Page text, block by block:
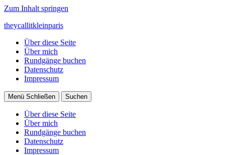
Zum Inhalt springen
theycallitkleinparis
Über diese Seite
Über mich
Rundgänge buchen
Datenschutz
Impressum
Menü Schließen Suchen
Über diese Seite
Über mich
Rundgänge buchen
Datenschutz
Impressum